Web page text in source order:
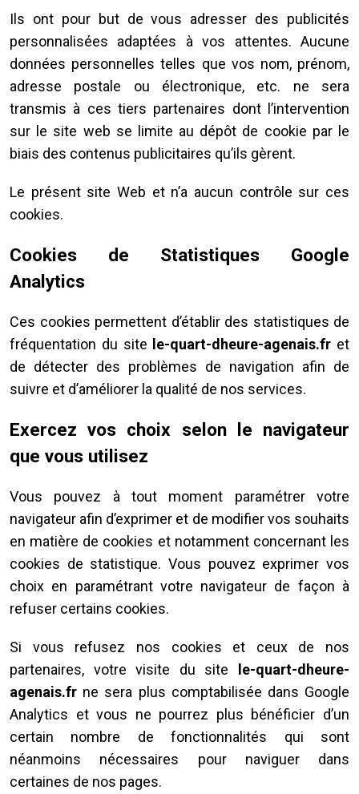
Ils ont pour but de vous adresser des publicités
personnalisées adaptées à vos attentes. Aucune
données personnelles telles que vos nom, prénom,
adresse postale ou électronique, etc. ne sera
transmis à ces tiers partenaires dont l’intervention
sur le site web se limite au dépôt de cookie par le
biais des contenus publicitaires qu’ils gèrent.
Le présent site Web et n’a aucun contrôle sur ces
cookies.
Cookies de Statistiques Google
Analytics
Ces cookies permettent d’établir des statistiques de
fréquentation du site
le-quart-dheure-agenais.fr et
de détecter des problèmes de navigation afin de
suivre et d’améliorer la qualité de nos services.
Exercez vos choix selon le navigateur
que vous utilisez
Vous pouvez à tout moment paramétrer votre
navigateur afin d’exprimer et de modifier vos souhaits
en matière de cookies et notamment concernant les
cookies de statistique. Vous pouvez exprimer vos
choix en paramétrant votre navigateur de façon à
refuser certains cookies.
Si vous refusez nos cookies et ceux de nos
partenaires, votre visite du site
le-quart-dheure-
agenais.fr ne sera plus comptabilisée dans Google
Analytics et vous ne pourrez plus bénéficier d’un
certain nombre de fonctionnalités qui sont
néanmoins nécessaires pour naviguer dans
certaines de nos pages.